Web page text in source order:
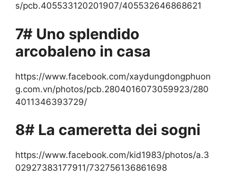
s/pcb.405533120201907/405532646868621
7# Uno splendido
arcobaleno in casa
https://www.facebook.com/xaydungdongphuon
g.com.vn/photos/pcb.2804016073059923/280
4011346393729/
8# La cameretta dei sogni
https://www.facebook.com/kid1983/photos/a.3
02927383177911/732756136861698